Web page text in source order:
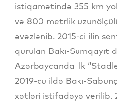
istiqamətində 355 km
və 800 metrlik
əvəzlənib. 2015-ci ilin
qurulan Bakı-Sumqayıt
Azərbaycanda ilk
2019-cu ildə Bakı-
xətləri istifadəyə verilib.